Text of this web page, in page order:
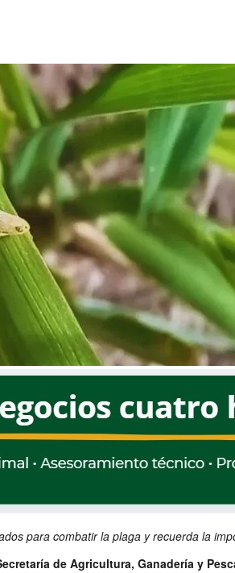
para combatir la plaga y recuerda la
de Agricultura, Ganadería y